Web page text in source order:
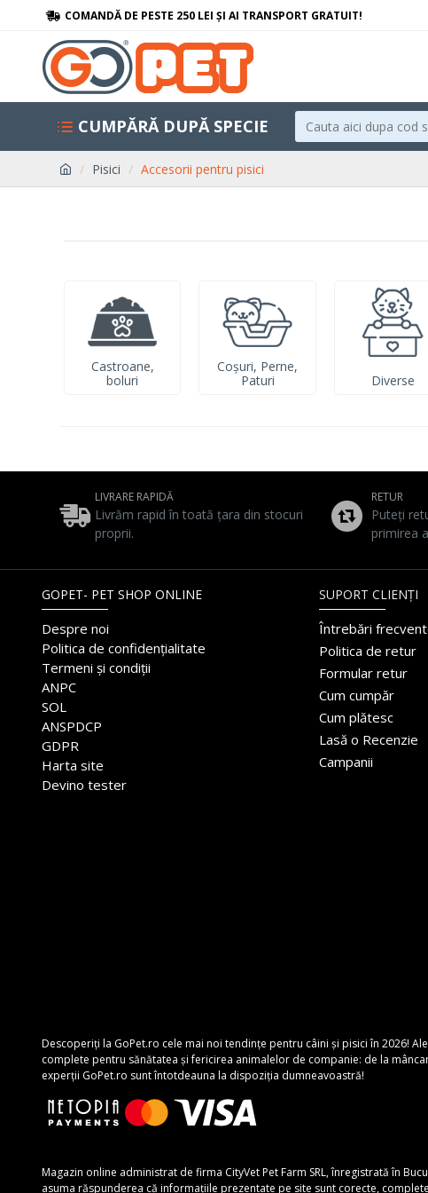
COMANDĂ DE PESTE 250 LEI ȘI AI TRANSPORT GRATUIT!
CUMPĂRĂ DUPĂ SPECIE
Pisici Accesorii pentru pisici
Castroane,
boluri
Coșuri, Perne,
Paturi
Diverse
LIVRARE RAPIDĂ
Livrăm rapid în toată țara din stocuri
proprii.
RETUR
Puteți
primirea
GOPET- PET SHOP ONLINE
Despre noi
Politica de confidențialitate
Termeni și condiții
ANPC
SOL
ANSPDCP
GDPR
Harta site
Devino tester
SUPORT CLIENȚI
Întrebări
Politica de retur
Formular retur
Cum cumpăr
Cum plătesc
Lasă o Recenzie
Campanii
Descoperiți la GoPet.ro cele mai noi tendințe pentru câini și pisici în 2026!
complete pentru sănătatea și fericirea animalelor de companie: de la
experții GoPet.ro sunt întotdeauna la dispoziția dumneavoastră!
Magazin online administrat de firma CityVet Pet Farm SRL, înregistrată în
asuma răspunderea că informațiile prezentate pe site sunt corecte,